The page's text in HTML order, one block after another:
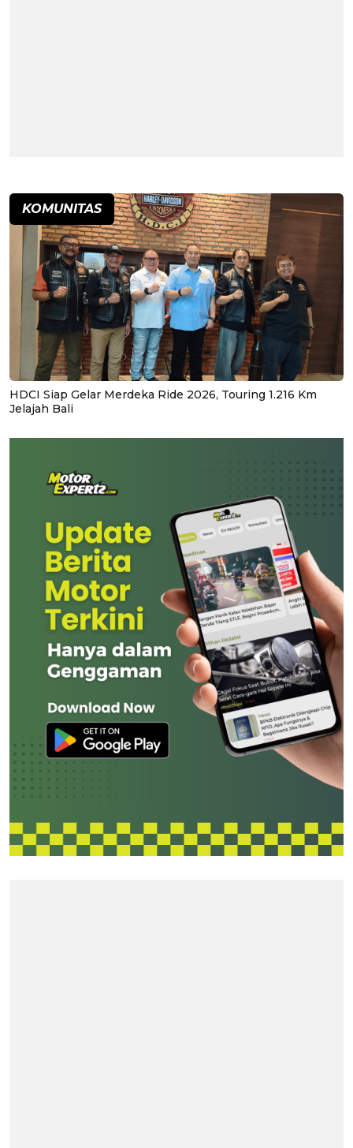
KOMUNITAS
HDCI Siap Gelar Merdeka Ride 2026, Touring 1.216 Km
Jelajah Bali